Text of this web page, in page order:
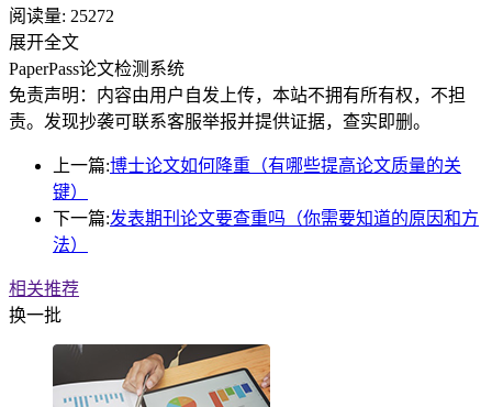
阅读量: 25272
展开全文
PaperPass论文检测系统
免责声明：内容由用户自发上传，本站不拥有所有权，不担
责。发现抄袭可联系客服举报并提供证据，查实即删。
上一篇:博士论文如何降重（有哪些提高论文质量的关
键）
下一篇:发表期刊论文要查重吗（你需要知道的原因和方
法）
相关推荐
换一批